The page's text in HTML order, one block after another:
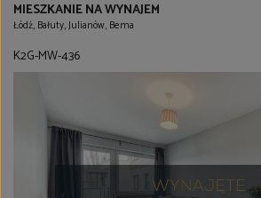
MIESZKANIE NA WYNAJEM
Łódź, Bałuty, Julianów, Bema
K2G-MW-436